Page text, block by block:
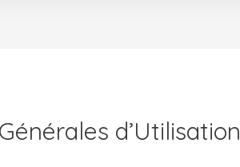
d’Utilisation